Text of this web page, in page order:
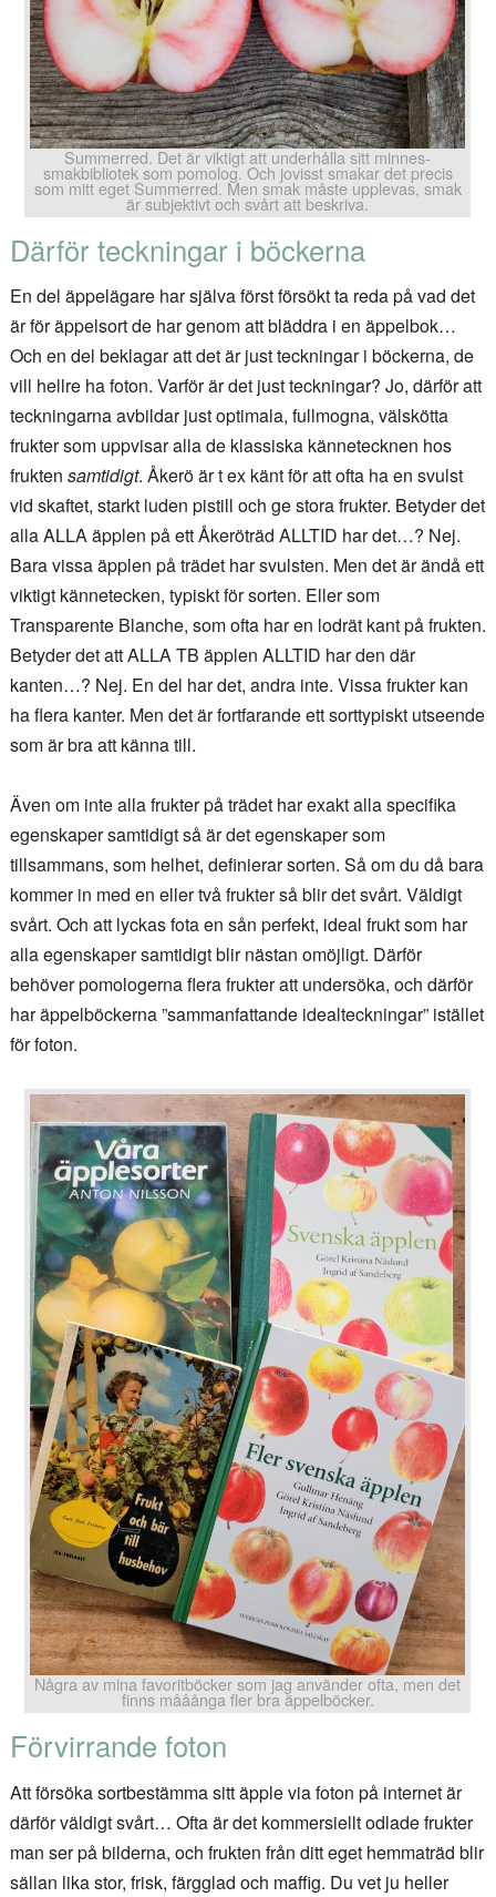
Summerred. Det är viktigt att underhålla sitt minnes-
smakbibliotek som pomolog. Och jovisst smakar det precis
som mitt eget Summerred. Men smak måste upplevas, smak
är subjektivt och svårt att beskriva.
Därför teckningar i böckerna
En del äppelägare har själva först försökt ta reda på vad det
är för äppelsort de har genom att bläddra i en äppelbok…
Och en del beklagar att det är just teckningar i böckerna, de
vill hellre ha foton. Varför är det just teckningar? Jo, därför att
teckningarna avbildar just optimala, fullmogna, välskötta
frukter som uppvisar alla de klassiska kännetecknen hos
frukten samtidigt. Åkerö är t ex känt för att ofta ha en svulst
vid skaftet, starkt luden pistill och ge stora frukter. Betyder det
alla ALLA äpplen på ett Åkeröträd ALLTID har det…? Nej.
Bara vissa äpplen på trädet har svulsten. Men det är ändå ett
viktigt kännetecken, typiskt för sorten. Eller som
Transparente Blanche, som ofta har en lodrät kant på frukten.
Betyder det att ALLA TB äpplen ALLTID har den där
kanten…? Nej. En del har det, andra inte. Vissa frukter kan
ha flera kanter. Men det är fortfarande ett sorttypiskt utseende
som är bra att känna till.
Även om inte alla frukter på trädet har exakt alla specifika
egenskaper samtidigt så är det egenskaper som
tillsammans, som helhet, definierar sorten. Så om du då bara
kommer in med en eller två frukter så blir det svårt. Väldigt
svårt. Och att lyckas fota en sån perfekt, ideal frukt som har
alla egenskaper samtidigt blir nästan omöjligt. Därför
behöver pomologerna flera frukter att undersöka, och därför
har äppelböckerna ”sammanfattande idealteckningar” istället
för foton.
Några av mina favoritböcker som jag använder ofta, men det
finns mååånga fler bra äppelböcker.
Förvirrande foton
Att försöka sortbestämma sitt äpple via foton på internet är
därför väldigt svårt… Ofta är det kommersiellt odlade frukter
man ser på bilderna, och frukten från ditt eget hemmaträd blir
sällan lika stor, frisk, färgglad och maffig. Du vet ju heller